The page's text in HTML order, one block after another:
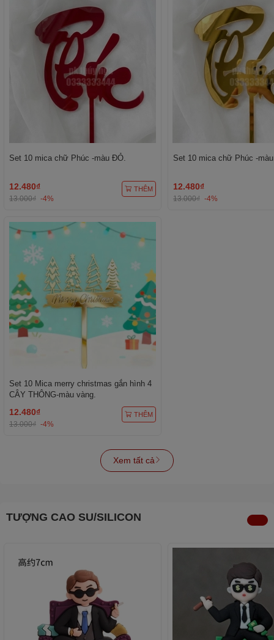
Set 10 mica chữ Phúc -màu ĐỎ.
12.480₫
13.000₫ -4%
THÊM
Set 10 mica chữ Phúc -
12.480₫
13.000₫ -4%
Set 10 Mica merry christmas gắn hình 4
CÂY THÔNG-màu vàng.
12.480₫
13.000₫ -4%
THÊM
Xem tất cả
TƯỢNG CAO SU/SILICON